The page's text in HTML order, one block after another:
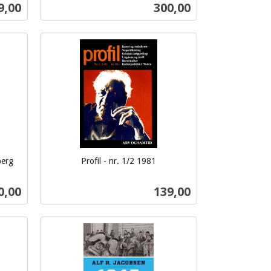
Pris
300,00
Kjøp
Profil - nr. 1/2 1981
Pris
139,00
Kjøp